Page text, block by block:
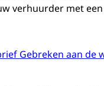
verhuurder met
Gebreken aan de